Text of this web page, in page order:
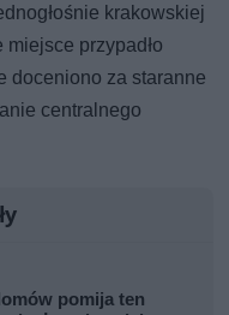
krakowskiej
przypadło
doceniono za staranne
centralnego
pomija ten